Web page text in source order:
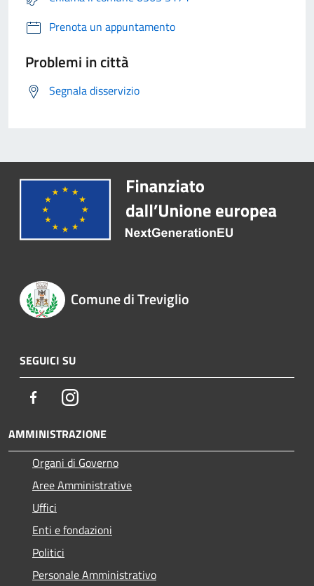
Prenota un appuntamento
Problemi in città
Segnala disservizio
Comune di Treviglio
SEGUICI SU
FacebookInstagram
AMMINISTRAZIONE
Organi di Governo
Aree Amministrative
Uffici
Enti e fondazioni
Politici
Personale Amministrativo